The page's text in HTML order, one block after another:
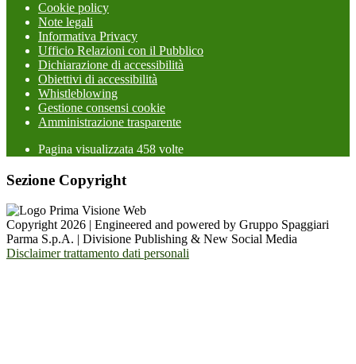
Cookie policy
Note legali
Informativa Privacy
Ufficio Relazioni con il Pubblico
Dichiarazione di accessibilità
Obiettivi di accessibilità
Whistleblowing
Gestione consensi cookie
Amministrazione trasparente
Pagina visualizzata 458 volte
Sezione Copyright
Copyright 2026 | Engineered and powered by Gruppo Spaggiari
Parma S.p.A. | Divisione Publishing & New Social Media
Disclaimer trattamento dati personali